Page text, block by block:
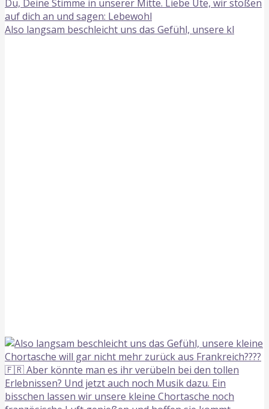
Also langsam beschleicht uns das Gefühl, unsere kl